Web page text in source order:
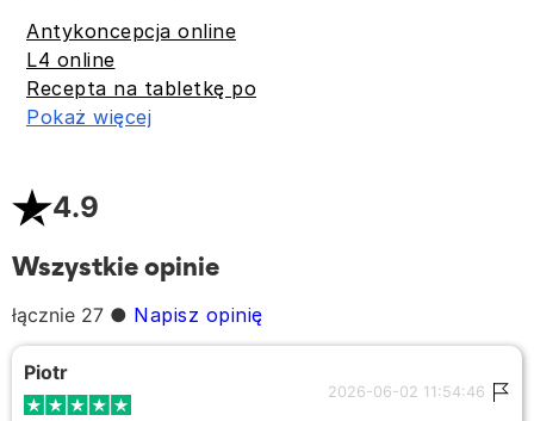
Antykoncepcja online
L4 online
Recepta na tabletkę po
Pokaż więcej
4.9
Wszystkie opinie
łącznie 27 ● Napisz opinię
Piotr
2026-06-02 11:54:46